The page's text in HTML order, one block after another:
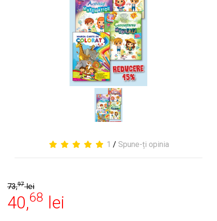
1 / Spune-ți opinia
73,97lei
40,68 lei